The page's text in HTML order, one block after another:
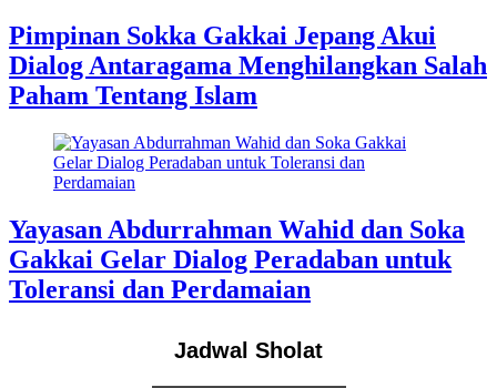
Pimpinan Sokka Gakkai Jepang Akui
Dialog Antaragama Menghilangkan Salah
Paham Tentang Islam
Yayasan Abdurrahman Wahid dan Soka
Gakkai Gelar Dialog Peradaban untuk
Toleransi dan Perdamaian
Jadwal Sholat